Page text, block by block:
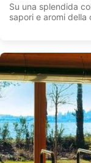
Su una splendida
sapori e aromi della